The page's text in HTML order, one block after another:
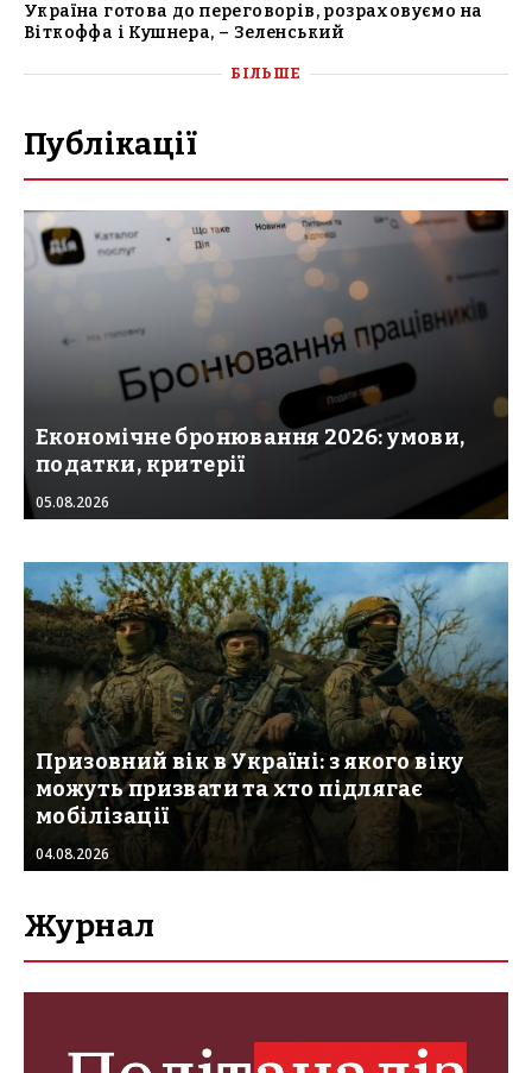
Україна готова до переговорів, розраховуємо на
Віткоффа і Кушнера, – Зеленський
БІЛЬШЕ
Публікації
Економічне бронювання 2026: умови,
податки, критерії
05.08.2026
Призовний вік в Україні: з якого віку
можуть призвати та хто підлягає
мобілізації
04.08.2026
Журнал